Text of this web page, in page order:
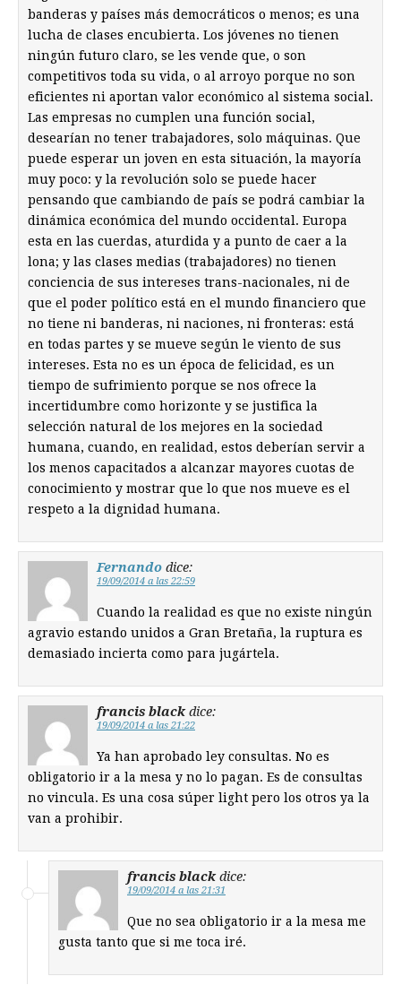
banderas y países más democráticos o menos; es una
lucha de clases encubierta. Los jóvenes no tienen
ningún futuro claro, se les vende que, o son
competitivos toda su vida, o al arroyo porque no son
eficientes ni aportan valor económico al sistema social.
Las empresas no cumplen una función social,
desearían no tener trabajadores, solo máquinas. Que
puede esperar un joven en esta situación, la mayoría
muy poco: y la revolución solo se puede hacer
pensando que cambiando de país se podrá cambiar la
dinámica económica del mundo occidental. Europa
esta en las cuerdas, aturdida y a punto de caer a la
lona; y las clases medias (trabajadores) no tienen
conciencia de sus intereses trans-nacionales, ni de
que el poder político está en el mundo financiero que
no tiene ni banderas, ni naciones, ni fronteras: está
en todas partes y se mueve según le viento de sus
intereses. Esta no es un época de felicidad, es un
tiempo de sufrimiento porque se nos ofrece la
incertidumbre como horizonte y se justifica la
selección natural de los mejores en la sociedad
humana, cuando, en realidad, estos deberían servir a
los menos capacitados a alcanzar mayores cuotas de
conocimiento y mostrar que lo que nos mueve es el
respeto a la dignidad humana.
Fernando dice:
19/09/2014 a las 22:59
Cuando la realidad es que no existe ningún
agravio estando unidos a Gran Bretaña, la ruptura es
demasiado incierta como para jugártela.
francis black dice:
19/09/2014 a las 21:22
Ya han aprobado ley consultas. No es
obligatorio ir a la mesa y no lo pagan. Es de consultas
no vincula. Es una cosa súper light pero los otros ya la
van a prohibir.
francis black dice:
19/09/2014 a las 21:31
Que no sea obligatorio ir a la mesa me
gusta tanto que si me toca iré.